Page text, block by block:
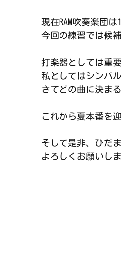
現在RAM吹奏楽団
今回の練習では候
打楽器としては重
私としてはシンバ
さてどの曲に決ま
これから夏本番を
そして是非、ひだ
よろしくお願いしま